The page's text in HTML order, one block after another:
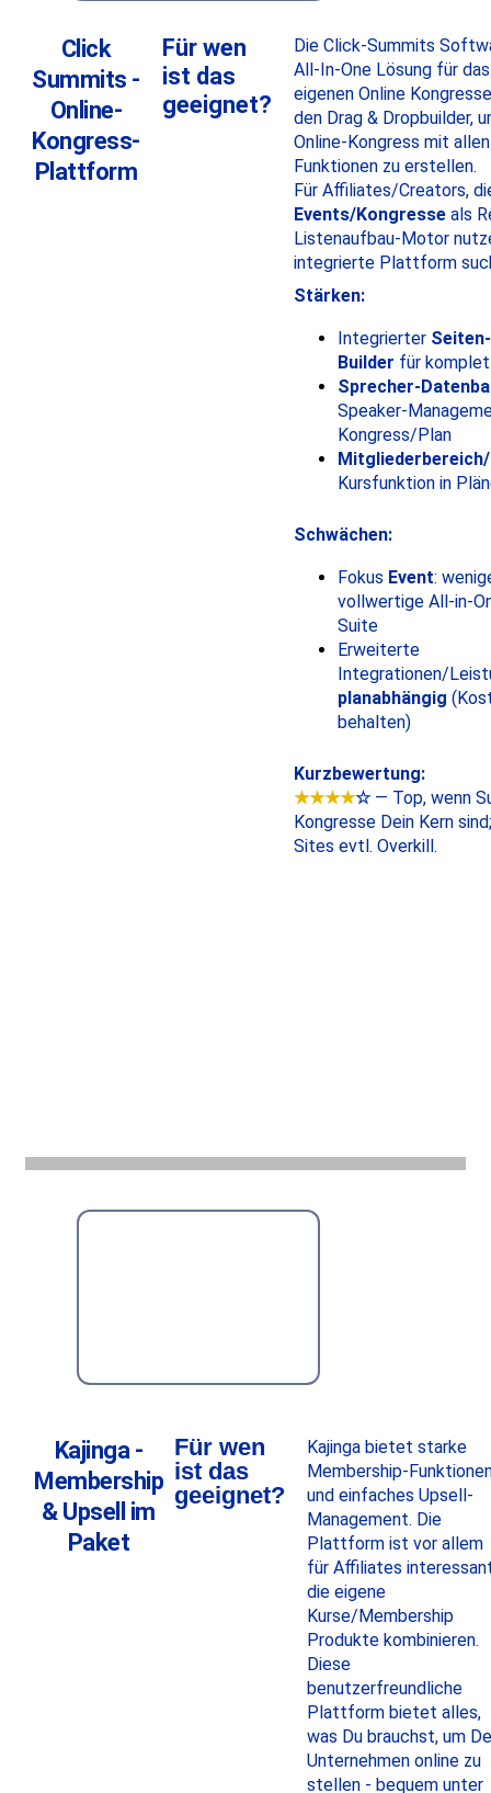
Click
Summits -
Online-
Kongress-
Plattform
Für wen
ist das
geeignet?
Die Click-Summits
All-In-One Lösung für
eigenen Online
den Drag & Dropbuilder,
Online-Kongress mit
Funktionen zu erstellen.
Für Affiliates/Creators,
Events/Kongresseals
Listenaufbau-Motor
integrierte Plattform
Stärken:
Integrierter
Builder für
Sprecher-
Speaker-
Kongress/Plan
Kursfunktion in
Schwächen:
Fokus Event:
vollwertige All-in-
Suite
Erweiterte
Integrationen/
planabhängig
behalten)
Kurzbewertung:
★★★★☆ — Top, wenn
Kongresse Dein Kern
Sites evtl. Overkill.
Kajinga -
Membership
& Upsell im
Paket
Für wen
ist das
geeignet?
Kajinga bietet starke
Membership-
und einfaches Upsell-
Management. Die
Plattform ist vor allem
für Affiliates
die eigene
Kurse/Membership
Produkte kombinieren.
Diese
benutzerfreundliche
Plattform bietet alles,
was Du brauchst, um
Unternehmen online zu
stellen - bequem unter